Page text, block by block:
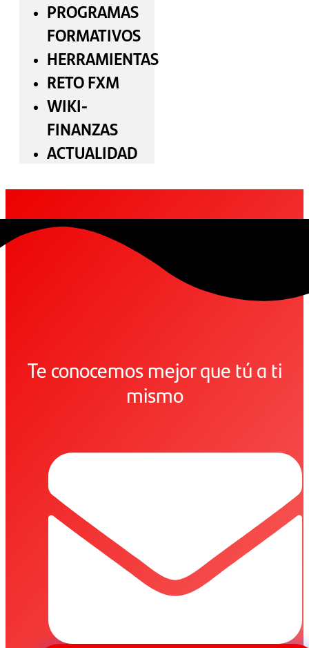
PROGRAMAS
FORMATIVOS
HERRAMIENTAS
RETO FXM
WIKI-
FINANZAS
ACTUALIDAD
Te conocemos mejor que tú a ti
mismo